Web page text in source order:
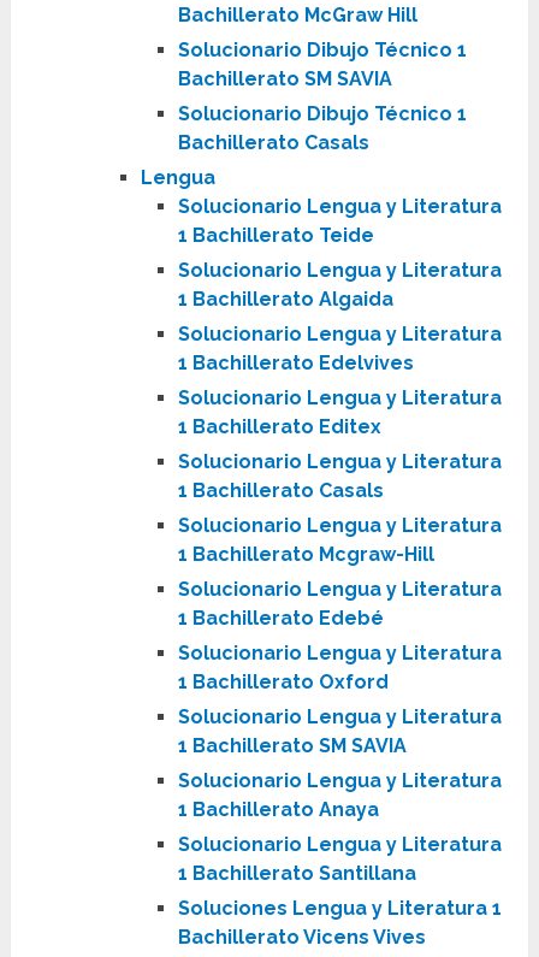
Bachillerato McGraw Hill
Solucionario Dibujo Técnico 1
Bachillerato SM SAVIA
Solucionario Dibujo Técnico 1
Bachillerato Casals
Lengua
Solucionario Lengua y Literatura
1 Bachillerato Teide
Solucionario Lengua y Literatura
1 Bachillerato Algaida
Solucionario Lengua y Literatura
1 Bachillerato Edelvives
Solucionario Lengua y Literatura
1 Bachillerato Editex
Solucionario Lengua y Literatura
1 Bachillerato Casals
Solucionario Lengua y Literatura
1 Bachillerato Mcgraw-Hill
Solucionario Lengua y Literatura
1 Bachillerato Edebé
Solucionario Lengua y Literatura
1 Bachillerato Oxford
Solucionario Lengua y Literatura
1 Bachillerato SM SAVIA
Solucionario Lengua y Literatura
1 Bachillerato Anaya
Solucionario Lengua y Literatura
1 Bachillerato Santillana
Soluciones Lengua y Literatura 1
Bachillerato Vicens Vives